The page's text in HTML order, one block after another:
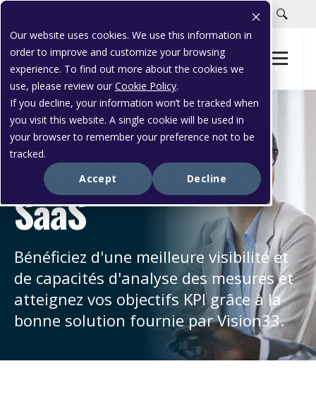
Our website uses cookies. We use this information in
order to improve and customize your browsing
experience. To find out more about the cookies we
use, please review our Cookie Policy.
If you decline, your information won’t be tracked when
you visit this website. A single cookie will be used in
your browser to remember your preference not to be
tracked.
Accept
Decline
Soutien à la clientèle
L'INDUSTRIE SOLUTIONS
Abonnement et
SaaS
Bénéficiez d'une meilleure visibilité et
de capacités d'analyse des mesures et
atteignez vos objectifs KPI grâce à la
bonne solution fournie par Vision33.